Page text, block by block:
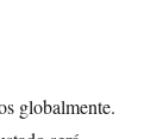
globalmente.